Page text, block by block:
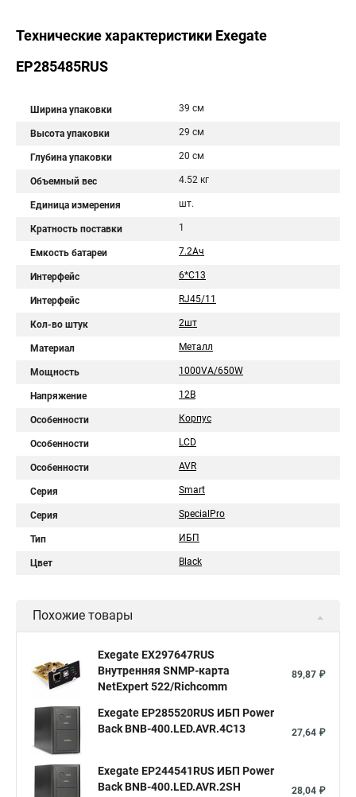
Технические характеристики Exegate
EP285485RUS
Ширина упаковки 39 см
Высота упаковки 29 см
Глубина упаковки 20 см
Объемный вес 4.52 кг
Единица измерения шт.
Кратность поставки 1
Емкость батареи 7.2Aч
Интерфейс 6*C13
Интерфейс RJ45/11
Кол-во штук 2шт
Материал Металл
Мощность 1000VA/650W
Напряжение 12В
Особенности Корпус
Особенности LCD
Особенности AVR
Серия Smart
Серия SpecialPro
Тип ИБП
Цвет Black
Похожие товары
Exegate EX297647RUS
Внутренняя SNMP-карта
NetExpert 522/Richcomm
89,87 ₽
Exegate EP285520RUS ИБП Power
Back BNB-400.LED.AVR.4C13
27,64 ₽
Exegate EP244541RUS ИБП Power
Back BNB-400.LED.AVR.2SH
28,04 ₽